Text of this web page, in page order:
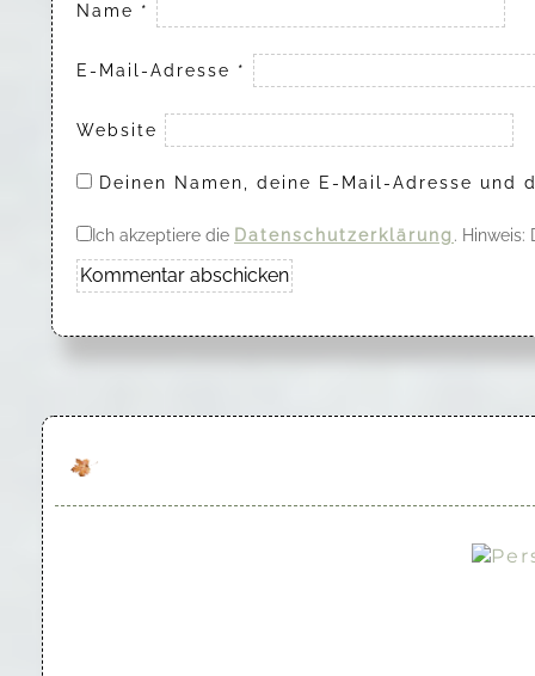
Name *
E-Mail-Adresse *
Website
Deinen Namen, deine E-Mail-Adresse
Ich akzeptiere die Datenschutzerklärung .